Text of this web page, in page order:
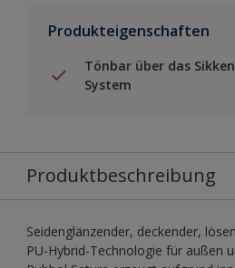
Produkteigenschaften
Tönbar über das
System
Produktbeschreibung
Seidenglänzender, deckender,
PU-Hybrid-Technologie für außen